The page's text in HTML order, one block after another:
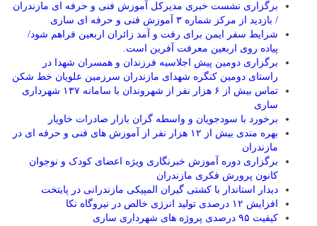
برگزاری نشست خبری مدیرکل آموزش فنی و حرفه ای مازندران
/ بازدید از مرکز شماره ۳ آموزش فنی و حرفه ای ساری
شرایط سفر ایمن برای رفت و آمد زائران اربعین فراهم شود/
پیاده روی اربعین معرفت آفرین است.
برگزاری دومین پیش اجلاسیه فرزندان و همسران شهدا در
راستای دومین کنگره شهدای مازندران سرزمین علویان خط شکن
تماس بیش از ۶ هزار نفر از شهروندان با سامانه ۱۳۷ شهرداری
ساری
برخورد با سودجویان و واسطه گران بازار صادرات خاویار
بهره مندی بیش از ۱۲ هزار نفر از آموزش های فنی و حرفه ای در
مازندران
برگزاری دوره آموزش خبرنگاری ویژه اعضای کودک و نوجوان
کانون پرورش فکری مازندران
دیدار استاندار با کشتی گیران المپیکی مازندرانی در پایتخت
افزایش ۱۲ درصدی تولید انرژی خالص در نیروگاه نکا
کیفیت ۹۵ درصدی پروژه های شهرداری ساری